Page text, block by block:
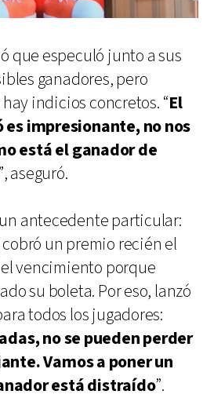
que especuló junto a sus
ganadores, pero
indicios concretos. “El
es impresionante, no nos
está el ganador de
aseguró.
antecedente particular:
un premio recién el
vencimiento porque
su boleta. Por eso, lanzó
todos los jugadores:
no se pueden perder
Vamos a poner un
está distraído”.